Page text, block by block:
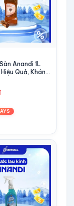
Anandi 1L
Quả, Kháng